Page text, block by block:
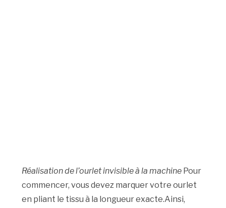
Réalisation de l’ourlet invisible à la machine Pour
commencer, vous devez marquer votre ourlet
en pliant le tissu à la longueur exacte.Ainsi,